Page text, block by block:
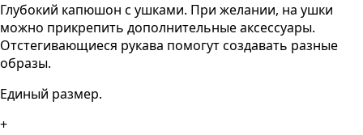
Глубокий капюшон с ушками. При желании, на ушки
можно прикрепить дополнительные аксессуары.
Отстегивающиеся рукава помогут создавать разные
образы.
Единый размер.
+